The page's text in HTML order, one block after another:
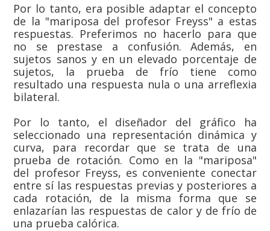
Por lo tanto, era posible adaptar el concepto
de la "mariposa del profesor Freyss" a estas
respuestas. Preferimos no hacerlo para que
no se prestase a confusión. Además, en
sujetos sanos y en un elevado porcentaje de
sujetos, la prueba de frío tiene como
resultado una respuesta nula o una arreflexia
bilateral.
Por lo tanto, el diseñador del gráfico ha
seleccionado una representación dinámica y
curva, para recordar que se trata de una
prueba de rotación. Como en la "mariposa"
del profesor Freyss, es conveniente conectar
entre sí las respuestas previas y posteriores a
cada rotación, de la misma forma que se
enlazarían las respuestas de calor y de frío de
una prueba calórica.